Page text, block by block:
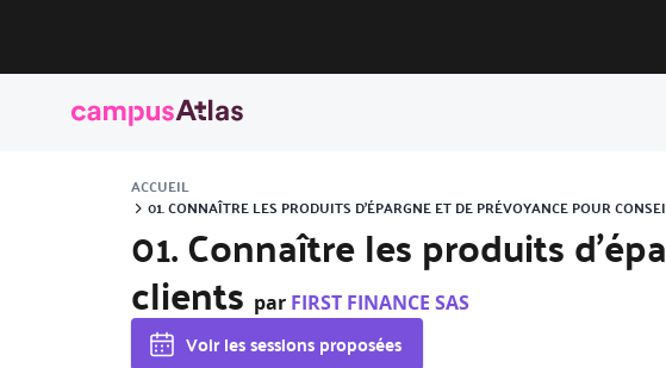
ACCUEIL
01. CONNAÎTRE LES PRODUITS D’ÉPARGNE ET DE PRÉVOYANCE POUR
01. Connaître les produits
clients par FIRST FINANCE SAS
Voir les sessions proposées